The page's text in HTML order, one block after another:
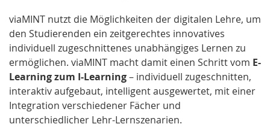
viaMINT nutzt die Möglichkeiten der digitalen Lehre, um
den Studierenden ein zeitgerechtes innovatives
individuell zugeschnittenes unabhängiges Lernen zu
ermöglichen. viaMINT macht damit einen Schritt vom E-
Learning zum I-Learning– individuell zugeschnitten,
interaktiv aufgebaut, intelligent ausgewertet, mit einer
Integration verschiedener Fächer und
unterschiedlicher Lehr-Lernszenarien.